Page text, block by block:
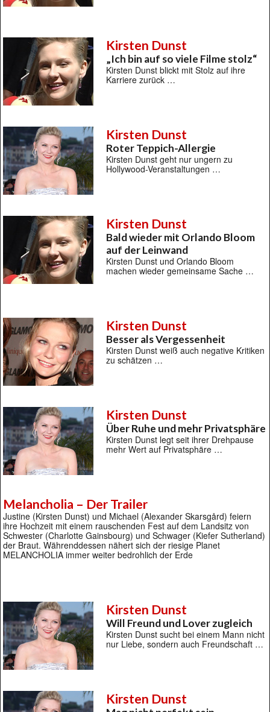
Kirsten Dunst
„Ich bin auf so viele Filme stolz“
Kirsten Dunst blickt mit Stolz auf ihre
Karriere zurück …
Kirsten Dunst
Roter Teppich-Allergie
Kirsten Dunst geht nur ungern zu
Hollywood-Veranstaltungen …
Kirsten Dunst
Bald wieder mit Orlando Bloom
auf der Leinwand
Kirsten Dunst und Orlando Bloom
machen wieder gemeinsame Sache …
Kirsten Dunst
Besser als Vergessenheit
Kirsten Dunst weiß auch negative Kritiken
zu schätzen …
Kirsten Dunst
Über Ruhe und mehr Privatsphäre
Kirsten Dunst legt seit ihrer Drehpause
mehr Wert auf Privatsphäre …
Melancholia – Der Trailer
Justine (Kirsten Dunst) und Michael (Alexander Skarsgård) feiern
ihre Hochzeit mit einem rauschenden Fest auf dem Landsitz von
Schwester (Charlotte Gainsbourg) und Schwager (Kiefer Sutherland)
der Braut. Währenddessen nähert sich der riesige Planet
MELANCHOLIA immer weiter bedrohlich der Erde
Kirsten Dunst
Will Freund und Lover zugleich
Kirsten Dunst sucht bei einem Mann nicht
nur Liebe, sondern auch Freundschaft …
Kirsten Dunst